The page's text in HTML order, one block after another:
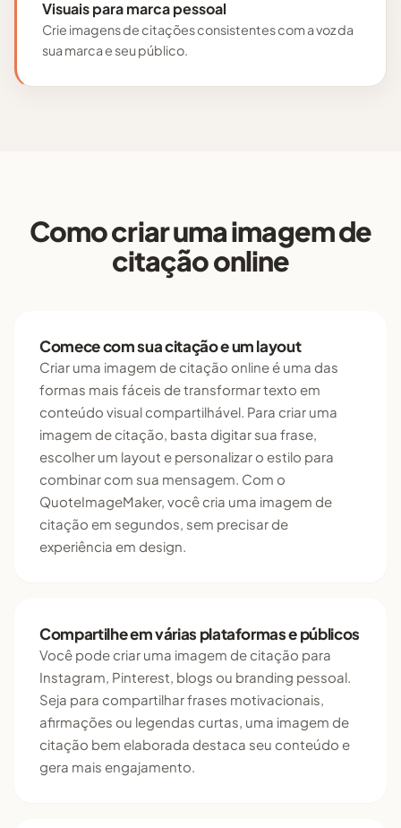
Visuais para marca pessoal
Crie imagens de citações consistentes com a voz da
sua marca e seu público.
Como criar uma imagem de
citação online
Comece com sua citação e um layout
Criar uma imagem de citação online é uma das
formas mais fáceis de transformar texto em
conteúdo visual compartilhável. Para criar uma
imagem de citação, basta digitar sua frase,
escolher um layout e personalizar o estilo para
combinar com sua mensagem. Com o
QuoteImageMaker, você cria uma imagem de
citação em segundos, sem precisar de
experiência em design.
Compartilhe em várias plataformas e públicos
Você pode criar uma imagem de citação para
Instagram, Pinterest, blogs ou branding pessoal.
Seja para compartilhar frases motivacionais,
afirmações ou legendas curtas, uma imagem de
citação bem elaborada destaca seu conteúdo e
gera mais engajamento.